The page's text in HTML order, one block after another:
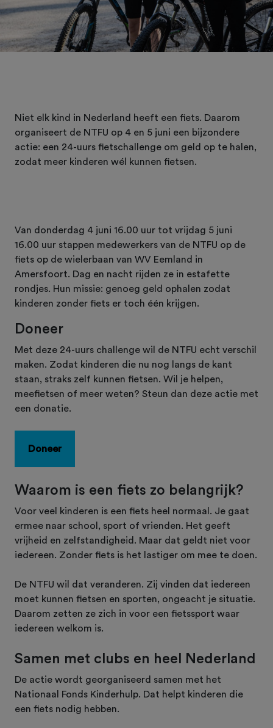
Niet elk kind in Nederland heeft een fiets. Daarom
organiseert de NTFU op 4 en 5 juni een bijzondere
actie: een 24-uurs fietschallenge om geld op te halen,
zodat meer kinderen wél kunnen fietsen.
Van donderdag 4 juni 16.00 uur tot vrijdag 5 juni
16.00 uur stappen medewerkers van de NTFU op de
fiets op de wielerbaan van WV Eemland in
Amersfoort. Dag en nacht rijden ze in estafette
rondjes. Hun missie: genoeg geld ophalen zodat
kinderen zonder fiets er toch één krijgen.
Doneer
Met deze 24-uurs challenge wil de NTFU echt verschil
maken. Zodat kinderen die nu nog langs de kant
staan, straks zelf kunnen fietsen. Wil je helpen,
meefietsen of meer weten? Steun dan deze actie met
een donatie.
Doneer
Waarom is een fiets zo belangrijk?
Voor veel kinderen is een fiets heel normaal. Je gaat
ermee naar school, sport of vrienden. Het geeft
vrijheid en zelfstandigheid. Maar dat geldt niet voor
iedereen. Zonder fiets is het lastiger om mee te doen.
De NTFU wil dat veranderen. Zij vinden dat iedereen
moet kunnen fietsen en sporten, ongeacht je situatie.
Daarom zetten ze zich in voor een fietssport waar
iedereen welkom is.
Samen met clubs en heel Nederland
De actie wordt georganiseerd samen met het
Nationaal Fonds Kinderhulp. Dat helpt kinderen die
een fiets nodig hebben.